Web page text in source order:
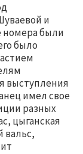
и
номера были
было
выступления
имел свое
разных
цыганская
вальс,